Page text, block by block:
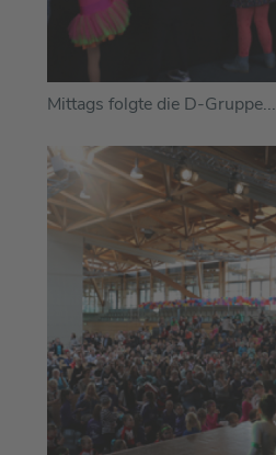
Mittags folgte die D-Gruppe...